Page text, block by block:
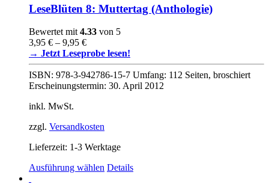
mehrere
Varianten
auf.
Optionen
können
auf
der
Produktseite
LeseBlüten 8: Muttertag (Anthologie)
Bewertet mit 4.33 von 5
3,95 € – 9,95 €
→ Jetzt Leseprobe lesen!
ISBN: 978-3-942786-15-7 Umfang: 112 Seiten, broschiert
Erscheinungstermin: 30. April 2012
inkl. MwSt.
zzgl. Versandkosten
Lieferzeit: 1-3 Werktage
Ausführung wählen Dieses
Details